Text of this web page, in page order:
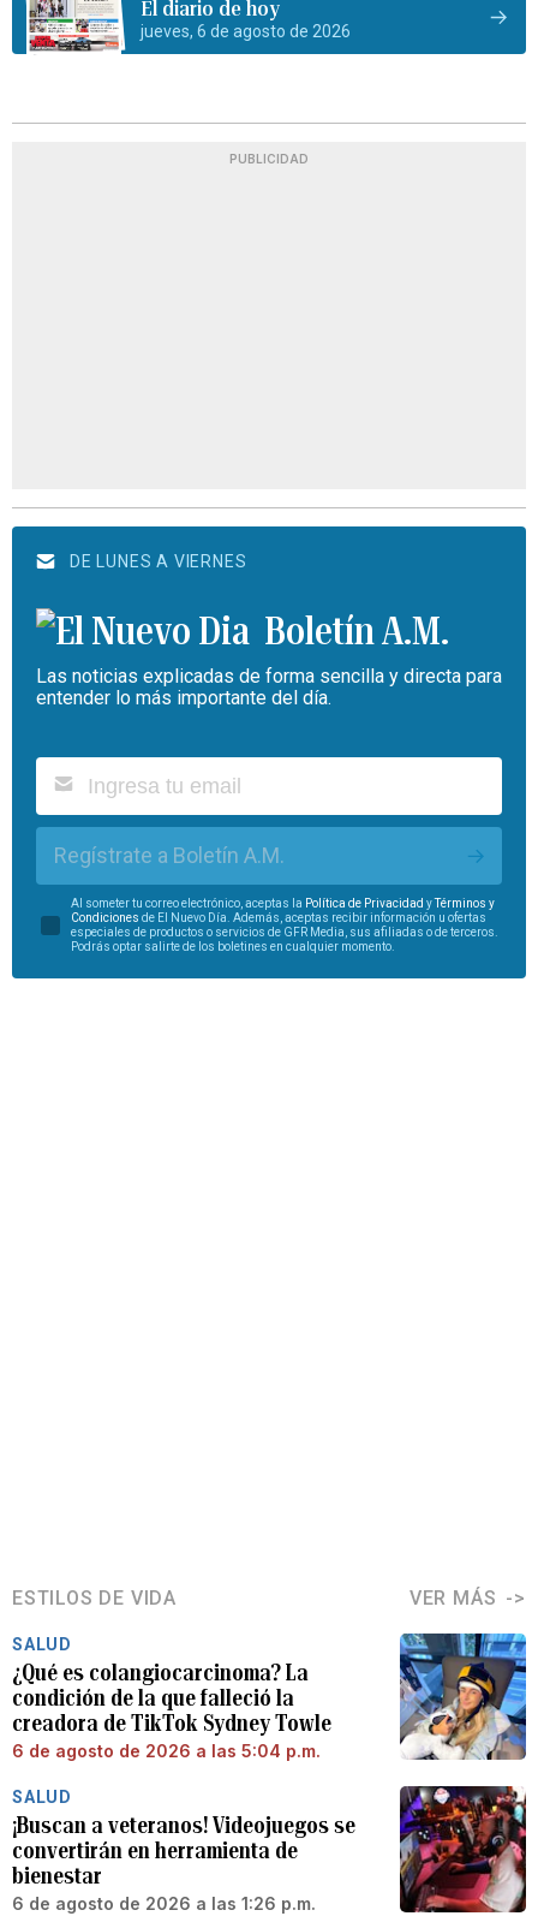
El diario de hoy
jueves, 6 de agosto de 2026
PUBLICIDAD
DE LUNES A VIERNES
Boletín A.M.
Las noticias explicadas de forma sencilla y directa para
entender lo más importante del día.
Regístrate a Boletín A.M.
Al someter tu correo electrónico, aceptas la Política de Privacidad yTérminos y
Condiciones de El Nuevo Día. Además, aceptas recibir información u ofertas
especiales de productos o servicios de GFR Media, sus afiliadas o de terceros.
Podrás optar salirte de los boletines en cualquier momento.
ESTILOS DE VIDA VER MÁS
SALUD
¿Qué es colangiocarcinoma? La
condición de la que falleció la
creadora de TikTok Sydney Towle
6 de agosto de 2026 a las 5:04 p.m.
SALUD
¡Buscan a veteranos! Videojuegos se
convertirán en herramienta de
bienestar
6 de agosto de 2026 a las 1:26 p.m.